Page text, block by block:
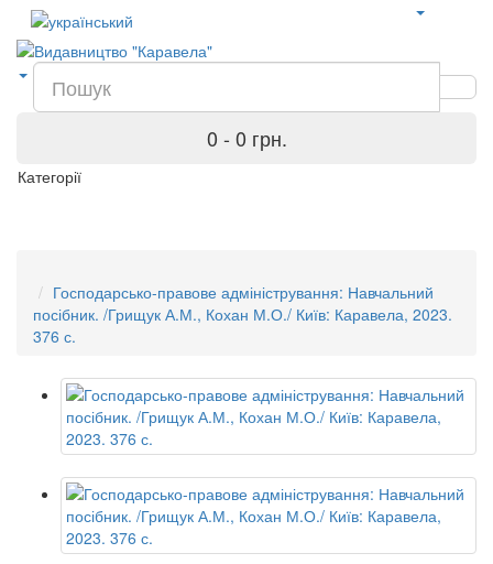
0 - 0 грн.
Категорії
Господарсько-правове адміністрування: Навчальний
посібник. /Грищук А.М., Кохан М.О./ Київ: Каравела, 2023.
376 с.